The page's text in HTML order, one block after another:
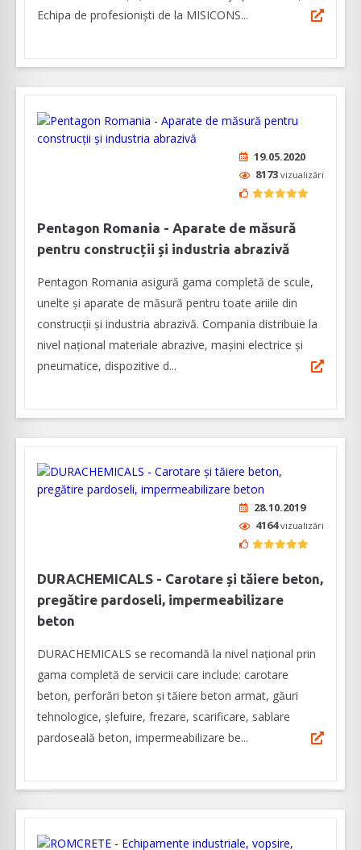
Echipa de profesioniști de la MISICONS...
19.05.2020
8173 vizualizări
Pentagon Romania - Aparate de măsură
pentru construcții și industria abrazivă
Pentagon Romania asigură gama completă de scule,
unelte și aparate de măsură pentru toate ariile din
construcții și industria abrazivă. Compania distribuie la
nivel național materiale abrazive, mașini electrice și
pneumatice, dispozitive d...
28.10.2019
4164vizualizări
DURACHEMICALS - Carotare și tăiere beton,
pregătire pardoseli, impermeabilizare
beton
DURACHEMICALS se recomandă la nivel național prin
gama completă de servicii care include: carotare
beton, perforări beton și tăiere beton armat, găuri
tehnologice, șlefuire, frezare, scarificare, sablare
pardoseală beton, impermeabilizare be...